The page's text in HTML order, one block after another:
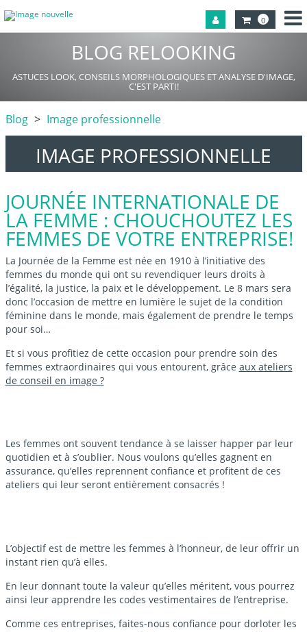
0
BLOG RELOOKING
ASTUCES LOOK, CONSEILS MORPHOLOGIQUES ET ANALYSE D'IMAGE,
C'EST PARTI!
Blog Image professionnelle
IMAGE PROFESSIONNELLE
JOURNÉE INTERNATIONALE DE
LA FEMME : CHOUCHOUTEZ LES
FEMMES DE VOTRE ENTREPRISE!
La Journée de la Femme est née en 1910 à l’initiative des
femmes du monde qui ont su revendiquer leurs droits à
l’égalité, la justice, la paix et le développement. Le 8 mars sera
donc l’occasion de mettre en lumière le sujet de la condition
féminine dans le monde, mais également de prendre le temps
pour soi…
Et si vous profitiez de cette occasion pour prendre soin des
femmes extraordinaires qui vous entourent, grâce aux ateliers
de conseil en image ?
Les femmes ont souvent tendance à se laisser happer par leur
quotidien et à s’oublier. Nous voulons qu’elles gagnent en
assurance, qu’elles reprennent confiance et profitent de ces
ateliers qui leur seront entièrement consacrés !
L’objectif est de mettre les femmes à l’honneur, de leur offrir un
instant rien qu’à elles.
En leur donnant toute la valeur qu’elles méritent, vous pourrez
ainsi leur apprendre les codes vestimentaires de l’entreprise.
Comme ces entreprises, faites-nous confiance pour dorloter les